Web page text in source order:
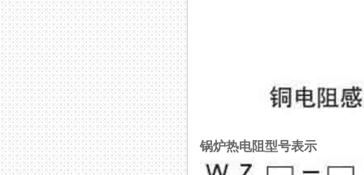
锅炉热电阻型号表示